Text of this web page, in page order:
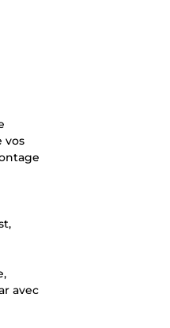
vos
avec